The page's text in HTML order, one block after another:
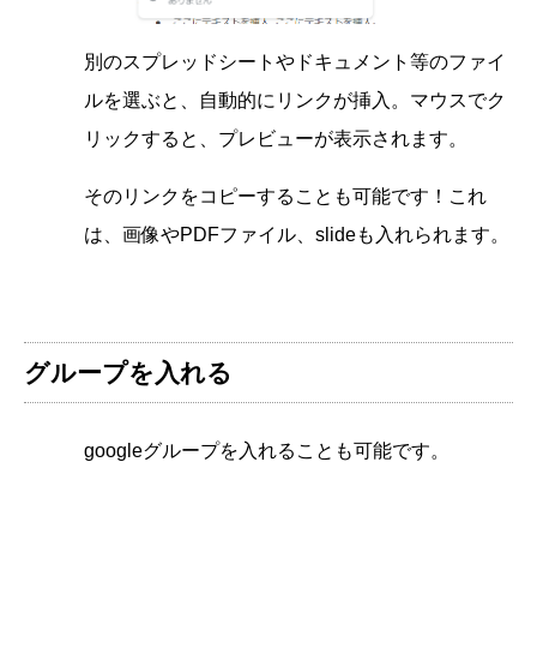
別のスプレッドシートやドキュメント等のファイ
ルを選ぶと、自動的にリンクが挿入。マウスでク
リックすると、プレビューが表示されます。
そのリンクをコピーすることも可能です！これ
は、画像やPDFファイル、slideも入れられます。
グループを入れる
googleグループを入れることも可能です。